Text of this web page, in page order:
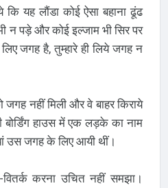
यह लौंडा कोई ऐसा बहाना ढूंढ
न पड़े और कोई इल्जाम भी सिर पर
जगह है, तुम्हारे ही लिये जगह न
नहीं मिली और वे बाहर किराये
हाउस में एक लड़के का नाम
उस जगह के लिए आयी थीं।
करना उचित नहीं समझा।